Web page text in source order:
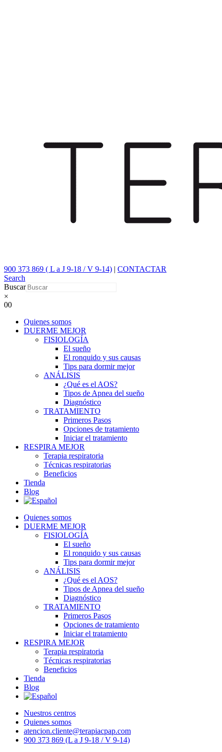
900 373 869 ( L a J 9-18 / V 9-14) | CONTACTAR
Search
Buscar
×
00
Quienes somos
DUERME MEJOR
FISIOLOGÍA
El sueño
El ronquido y sus causas
Tips para dormir mejor
ANÁLISIS
¿Qué es el AOS?
Tipos de Apnea del sueño
Diagnóstico
TRATAMIENTO
Primeros Pasos
Opciones de tratamiento
Iniciar el tratamiento
RESPIRA MEJOR
Terapia respiratoria
Técnicas respiratorias
Beneficios
Tienda
Blog
Quienes somos
DUERME MEJOR
FISIOLOGÍA
El sueño
El ronquido y sus causas
Tips para dormir mejor
ANÁLISIS
¿Qué es el AOS?
Tipos de Apnea del sueño
Diagnóstico
TRATAMIENTO
Primeros Pasos
Opciones de tratamiento
Iniciar el tratamiento
RESPIRA MEJOR
Terapia respiratoria
Técnicas respiratorias
Beneficios
Tienda
Blog
Nuestros centros
Quienes somos
atencion.cliente@terapiacpap.com
900 373 869 (L a J 9-18 / V 9-14)